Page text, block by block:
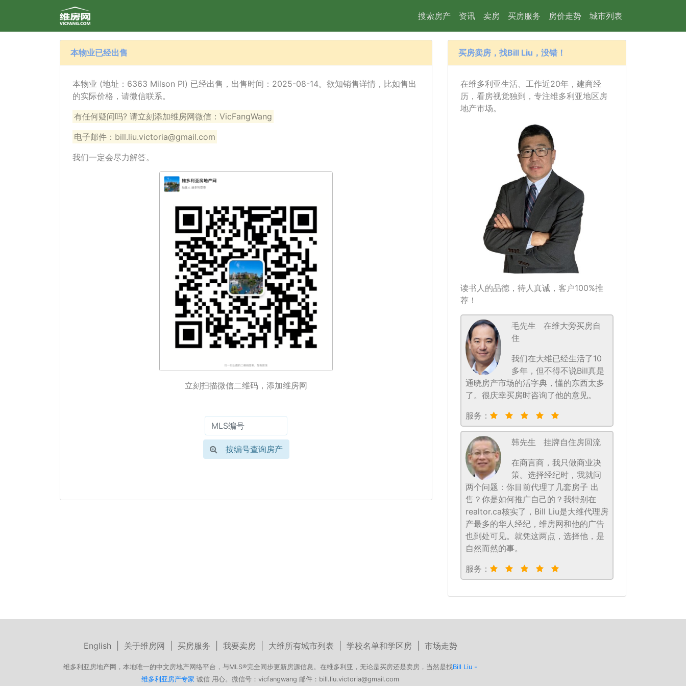
搜索房产 资讯 卖房 买房服务 房价走势 城市列表
本物业已经出售
本物业 (地址：6363 Milson Pl) 已经出售，出售时间：2025-08-14。欲知销售详情，比如售出
的实际价格，请微信联系。
有任何疑问吗? 请立刻添加维房网微信：VicFangWang
电子邮件：bill.liu.victoria@gmail.com
我们一定会尽力解答。
立刻扫描微信二维码，添加维房网
按编号查询房产
买房卖房，找Bill Liu，没错！
在维多利亚生活、工作近20年，建商经
历，看房视觉独到，专注维多利亚地区房
地产市场。
读书人的品德，待人真诚，客户100%推
荐！
毛先生
在维大旁买房自
住
我们在大维已经生活了10
多年，但不得不说Bill真是
通晓房产市场的活字典，懂的东西太多
了。很庆幸买房时咨询了他的意见。
服务：
韩先生
挂牌自住房回流
在商言商，我只做商业决
策。选择经纪时，我就问
两个问题：你目前代理了几套房子 出
售？你是如何推广自己的？我特别在
realtor.ca核实了，Bill Liu是大维代理房
产最多的华人经纪，维房网和他的广告
也到处可见。就凭这两点，选择他，是
自然而然的事。
服务：
English| 关于维房网 买房服务 我要卖房| 大维所有城市列表 学校名单和学区房| 市场走势
维多利亚房地产网，本地唯一的中文房地产网络平台，与MLS®完全同步更新房源信息。在维多利亚，无论是买房还是卖房，当然是找Bill Liu -
维多利亚房产专家 诚信 用心。微信号：vicfangwang 邮件：bill.liu.victoria@gmail.com